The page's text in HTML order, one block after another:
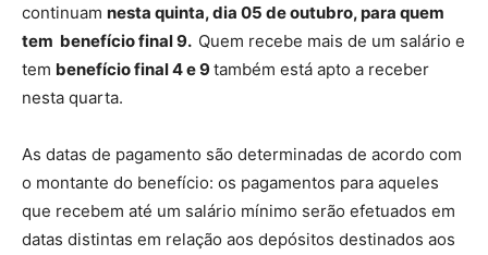
continuam nesta quinta, dia 05 de outubro, para quem
tem benefício final 9. Quem recebe mais de um salário e
tem benefício final 4 e 9também está apto a receber
nesta quarta.
As datas de pagamento são determinadas de acordo com
o montante do benefício: os pagamentos para aqueles
que recebem até um salário mínimo serão efetuados em
datas distintas em relação aos depósitos destinados aos